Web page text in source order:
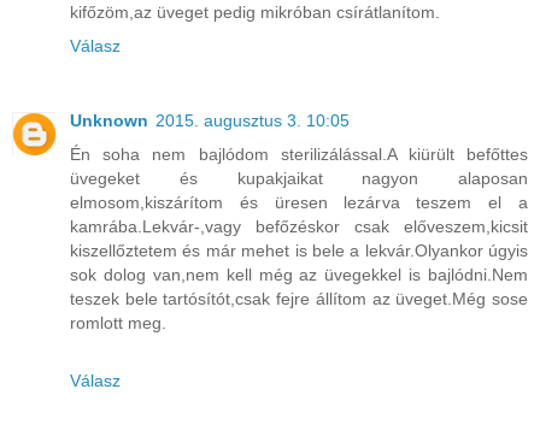
kifőzöm,az üveget pedig mikróban csírátlanítom.
Válasz
Unknown 2015. augusztus 3. 10:05
Én soha nem bajlódom sterilizálással.A kiürült befőttes
üvegeket és kupakjaikat nagyon alaposan
elmosom,kiszárítom és üresen lezárva teszem el a
kamrába.Lekvár-,vagy befőzéskor csak előveszem,kicsit
kiszellőztetem és már mehet is bele a lekvár.Olyankor úgyis
sok dolog van,nem kell még az üvegekkel is bajlódni.Nem
teszek bele tartósítót,csak fejre állítom az üveget.Még sose
romlott meg.
Válasz